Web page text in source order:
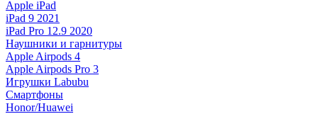
Apple iPad
iPad 9 2021
iPad Pro 12.9 2020
Наушники и гарнитуры
Apple Airpods 4
Apple Airpods Pro 3
Игрушки Labubu
Смартфоны
Honor/Huawei